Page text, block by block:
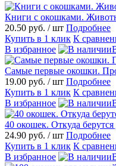
Книги с окошками.
20.50 руб. / шт Подробнее
Купить в 1 клик К
В избранное
Самые первые окошки.
19.00 руб. / шт Подробнее
Купить в 1 клик К
В избранное
40 окошек. Откуда берутся
24.90 руб. / шт Подробнее
Купить в 1 клик К
В избранное